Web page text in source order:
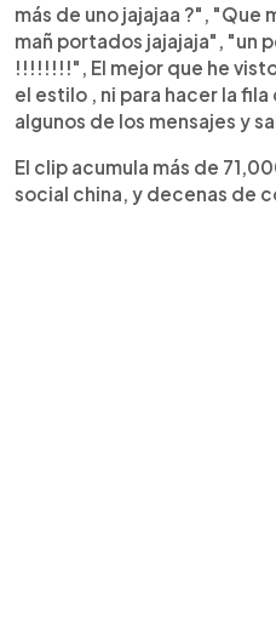
más de uno jajajaa ?", "Que
mañ portados jajajaja", "un
!!!!!!!!", El mejor que he
el estilo , ni para hacer la
algunos de los mensajes y
El clip acumula más de
social china, y decenas de